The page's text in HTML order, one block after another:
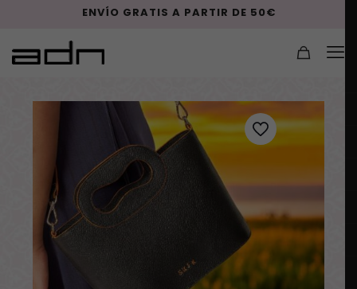
ENVÍO GRATIS A PARTIR DE 50€